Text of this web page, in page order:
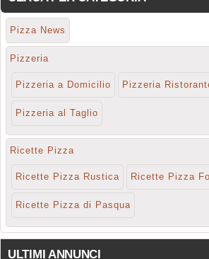
Pizza News
Pizzeria
Pizzeria a Domicilio Pizzeria
Pizzeria al Taglio
Ricette Pizza
Ricette Pizza Rustica Ricette Pizza
Ricette Pizza di Pasqua
ULTIMI ANNUNCI